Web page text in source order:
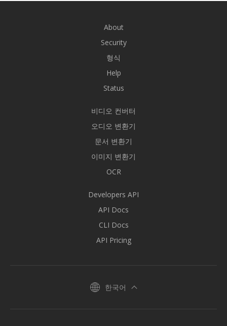
About
Security
형식
Help
Status
비디오 컨버터
오디오 변환기
문서 변환기
이미지 변환기
OCR
Developers API
API Docs
CLI Docs
API Pricing
한국어